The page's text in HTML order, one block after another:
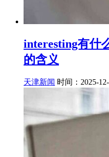
interesting有什
的含义
天津新闻 时间：2025-